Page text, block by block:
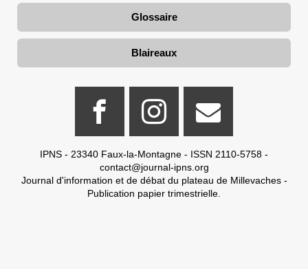
Glossaire
Blaireaux
IPNS - 23340 Faux-la-Montagne - ISSN 2110-5758 -
contact@journal-ipns.org
Journal d'information et de débat du plateau de Millevaches -
Publication papier trimestrielle.